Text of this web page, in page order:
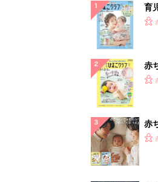
育
『
赤
て
赤
ひ